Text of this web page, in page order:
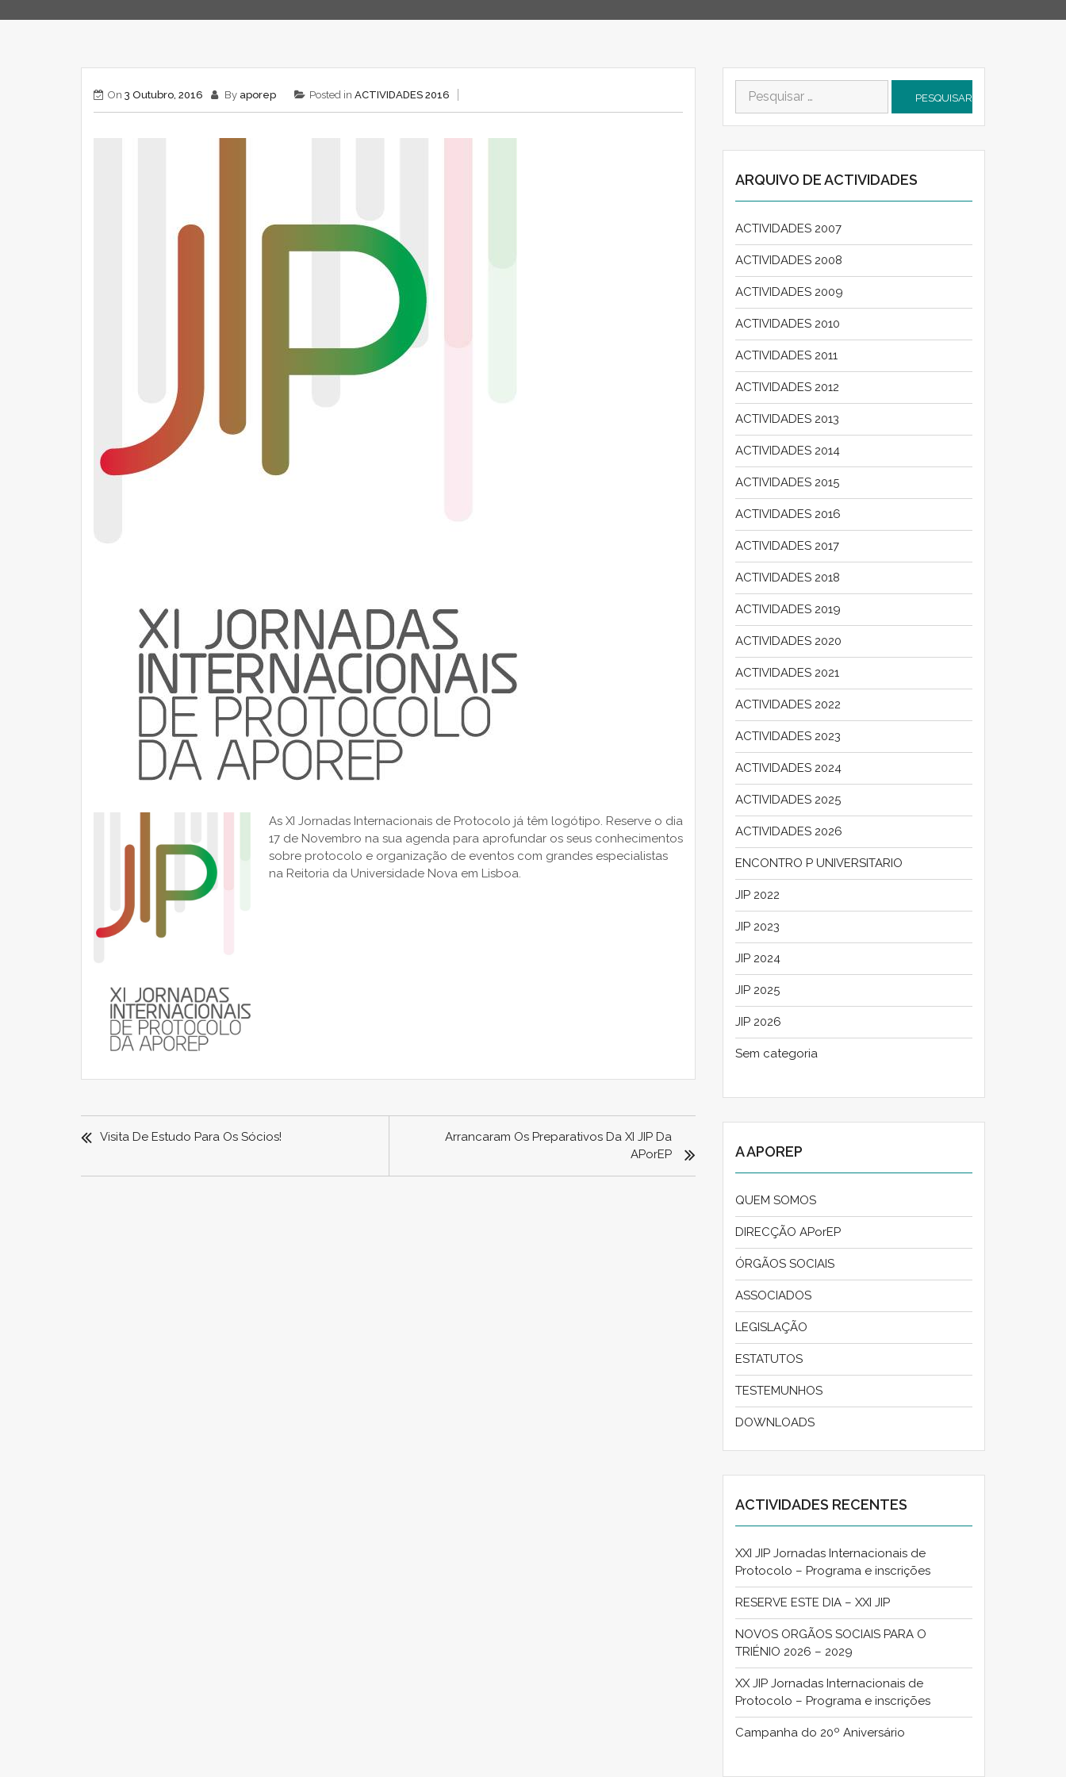
On 3 Outubro, 2016 By aporep Posted in ACTIVIDADES 2016
As XI Jornadas Internacionais de Protocolo já têm logótipo. Reserve o dia
17 de Novembro na sua agenda para aprofundar os seus conhecimentos
sobre protocolo e organização de eventos com grandes especialistas
na Reitoria da Universidade Nova em Lisboa.
NAVEGAÇÃO
DEVisita De Estudo Para Os Sócios!
Arrancaram Os Preparativos Da XI JIP Da
APorEP
Pesquisar
por:
ARQUIVO DE ACTIVIDADES
ACTIVIDADES 2007
ACTIVIDADES 2008
ACTIVIDADES 2009
ACTIVIDADES 2010
ACTIVIDADES 2011
ACTIVIDADES 2012
ACTIVIDADES 2013
ACTIVIDADES 2014
ACTIVIDADES 2015
ACTIVIDADES 2016
ACTIVIDADES 2017
ACTIVIDADES 2018
ACTIVIDADES 2019
ACTIVIDADES 2020
ACTIVIDADES 2021
ACTIVIDADES 2022
ACTIVIDADES 2023
ACTIVIDADES 2024
ACTIVIDADES 2025
ACTIVIDADES 2026
ENCONTRO P UNIVERSITARIO
JIP 2022
JIP 2023
JIP 2024
JIP 2025
JIP 2026
Sem categoria
A APOREP
QUEM SOMOS
DIRECÇÃO APorEP
ÓRGÃOS SOCIAIS
ASSOCIADOS
LEGISLAÇÃO
ESTATUTOS
TESTEMUNHOS
DOWNLOADS
ACTIVIDADES RECENTES
XXI JIP Jornadas Internacionais de
Protocolo – Programa e inscrições
RESERVE ESTE DIA – XXI JIP
NOVOS ORGÃOS SOCIAIS PARA O
TRIÉNIO 2026 – 2029
XX JIP Jornadas Internacionais de
Protocolo – Programa e inscrições
Campanha do 20º Aniversário